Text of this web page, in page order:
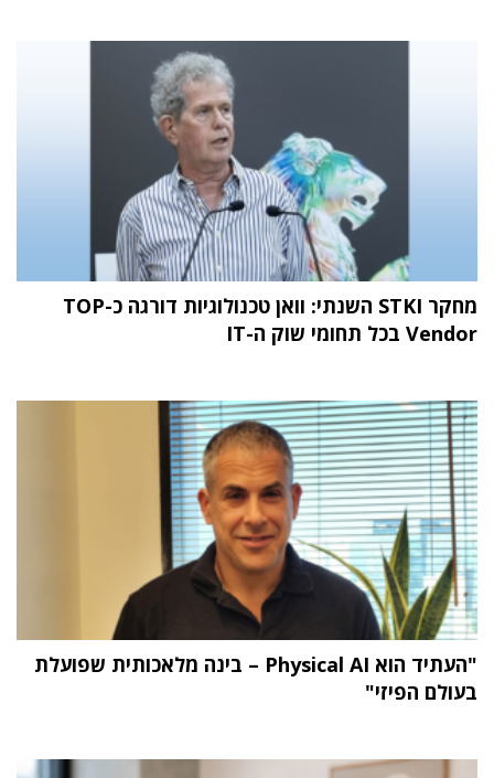
מחקר STKI השנתי: וואן טכנולוגיות דורגה כ-TOP
Vendor בכל תחומי שוק ה-IT
"העתיד הוא Physical AI – בינה מלאכותית שפועלת
בעולם הפיזי"